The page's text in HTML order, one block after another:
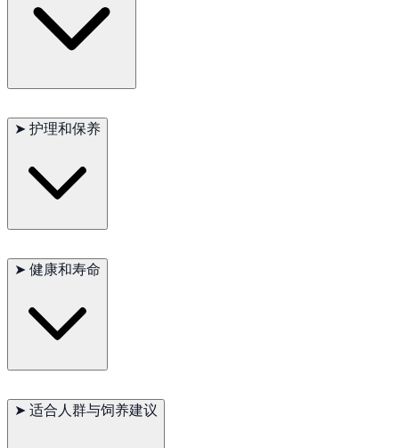
立性。
➤ 护理和保养
➤ 健康和寿命
可能问题：髌骨脱位、遗传性眼病
➤ 适合人群与饲养建议